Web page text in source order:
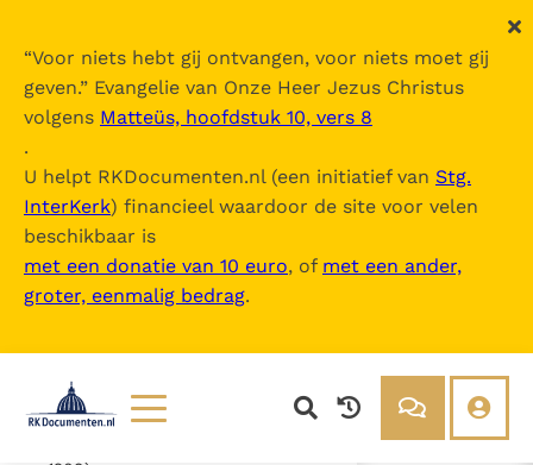
“Voor niets hebt gij ontvangen, voor niets moet gij
geven.” Evangelie van Onze Heer Jezus Christus
volgens Matteüs, hoofdstuk 10, vers 8
.
U helpt RKDocumenten.nl (een initiatief van Stg.
InterKerk) financieel waardoor de site voor velen
beschikbaar is
met een donatie van 10 euro, of met een ander,
groter, eenmalig bedrag.
Lezen Over ons
Catechismus van de Katholieke Kerk
Inhoudsopgave
uitklappen
- Intro
1065)
- DEEL 2 - De viering van het
Christusmysterie (1066-1690)
- EERSTE SECTIE - Het